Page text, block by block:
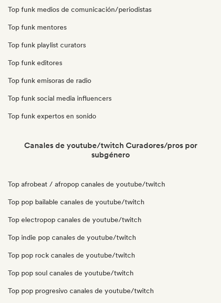
Top funk medios de comunicación/periodistas
Top funk mentores
Top funk playlist curators
Top funk editores
Top funk emisoras de radio
Top funk social media influencers
Top funk expertos en sonido
Canales de youtube/twitch Curadores/pros por
subgénero
Top afrobeat / afropop canales de youtube/twitch
Top pop bailable canales de youtube/twitch
Top electropop canales de youtube/twitch
Top indie pop canales de youtube/twitch
Top pop rock canales de youtube/twitch
Top pop soul canales de youtube/twitch
Top pop progresivo canales de youtube/twitch